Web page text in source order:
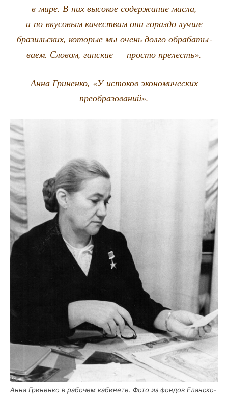
в мире. В них высо­кое содер­жа­ние мас­ла,
и по вку­со­вым каче­ствам они гораз­до луч­ше
бра­зиль­ских, кото­рые мы очень дол­го обра­ба­ты­
ва­ем. Сло­вом, ган­ские — про­сто прелесть».
Анна Гри­нен­ко, «У исто­ков эко­но­ми­че­ских
преобразований».
Анна Гри­нен­ко в рабо­чем каби­не­те. Фото из фон­дов Елан­ско­